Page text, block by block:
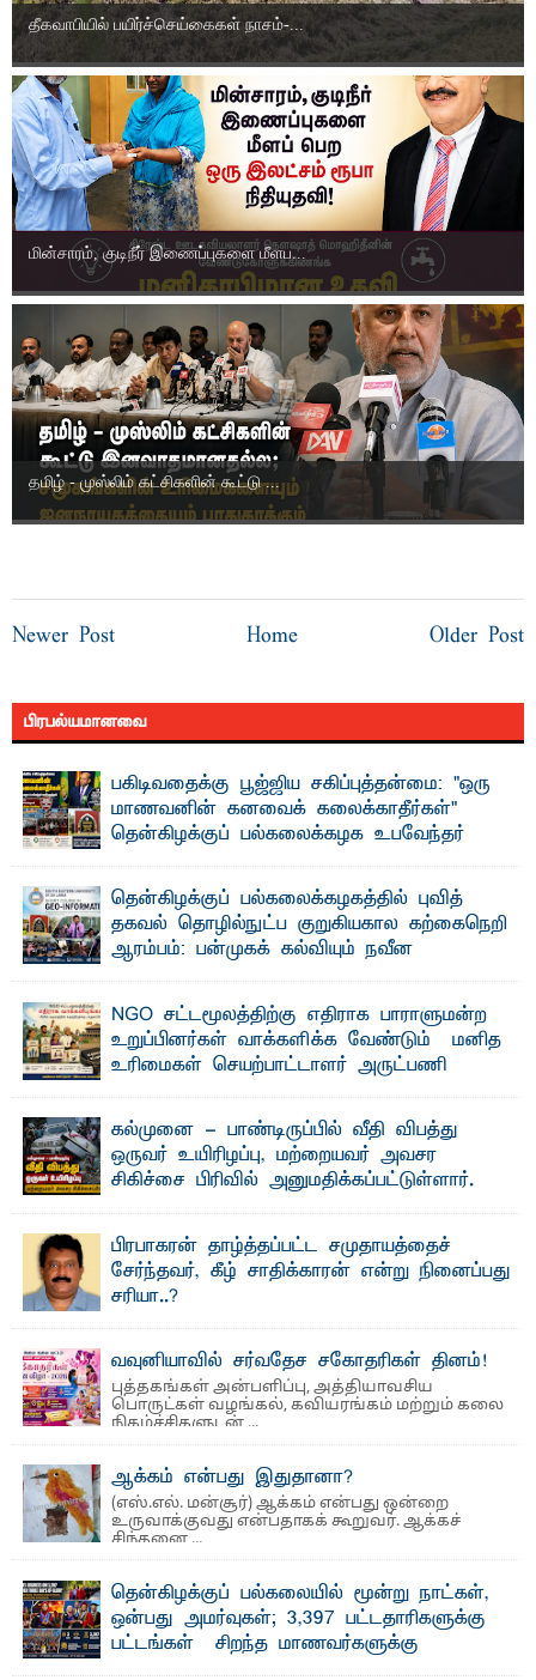
தீகவாபியில் பயிர்ச்செய்கைகள் நாசம்-...
மின்சாரம், குடிநீர் இணைப்புகளை மீளப...
தமிழ் - முஸ்லிம் கட்சிகளின் கூட்டு ...
Newer Post Older Post
Home
பிரபல்யமானவை
பகிடிவதைக்கு பூஜ்ஜிய சகிப்புத்தன்மை: "ஒரு
மாணவனின் கனவைக் கலைக்காதீர்கள்" –
தென்கிழக்குப் பல்கலைக்கழக உபவேந்தர்
"ஒ ரு மாணவனின் அல்லது மாணவியின் கனவு என்னால்
கலைக்கப்படாது" என்ற உறுதியை ஒவ்வொரு மாணவரும் ...
தென்கிழக்குப் பல்கலைக்கழகத்தில் புவித்
தகவல் தொழில்நுட்ப குறுகியகால கற்கைநெறி
ஆரம்பம்: பன்முகக் கல்வியும் நவீன
தொழில்நுட்பமும் காலத்தின் தேவை – பீடாதிபதி
பேராசிரியர் எம். எம். பாஸில்
தெ ன்கிழக்குப் பல்கலைக்கழகத்தின் கலை மற்றும் கலாசார
பீடத்தின் புவியியல் துறையினால் ...
NGO சட்டமூலத்திற்கு எதிராக பாராளுமன்ற
உறுப்பினர்கள் வாக்களிக்க வேண்டும் – மனித
உரிமைகள் செயற்பாட்டாளர் அருட்பணி
ஜே. எப். காமிலா பேகம்- இ லங்கை அரசாங்கம் அரசுசாரா
அமைப்புகள் (NGO) தொடர்பான புதிய சட்டமூலத்தை ...
கல்முனை - பாண்டிருப்பில் வீதி விபத்து
ஒருவர் உயிரிழப்பு, மற்றையவர் அவசர
சிகிச்சை பிரிவில் அனுமதிக்கப்பட்டுள்ளார்.
பாண்டிருப்பு ...பிரபாகரன் தாழ்த்தப்பட்ட சமுதாயத்தைச்
சேர்ந்தவர், கீழ் சாதிக்காரன் என்று நினைப்பது
சரியா..?
வவுனியாவில் சர்வதேச சகோதரிகள் தினம்!
புத்தகங்கள் அன்பளிப்பு, அத்தியாவசிய
பொருட்கள் வழங்கல், கவியரங்கம் மற்றும் கலை
நிகழ்ச்சிகளுடன் ...
ஆக்கம் என்பது இதுதானா?
(எஸ்.எல். மன்சூர்) ஆக்கம் என்பது ஒன்றை
உருவாக்குவது என்பதாகக் கூறுவர். ஆக்கச்
சிந்தனை ...
தென்கிழக்குப் பல்கலையில் மூன்று நாட்கள்,
ஒன்பது அமர்வுகள்; 3,397 பட்டதாரிகளுக்கு
பட்டங்கள் – சிறந்த மாணவர்களுக்கு